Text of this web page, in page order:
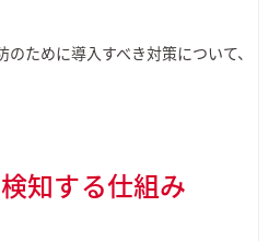
ために導入すべき対策について、
知する仕組み